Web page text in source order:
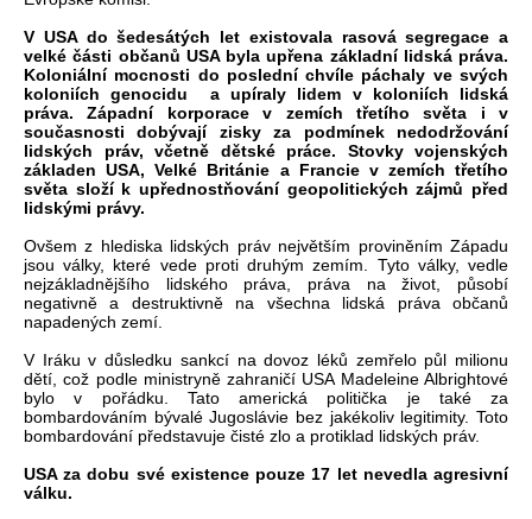
V USA do šedesátých let existovala rasová segregace a
velké části občanů USA byla upřena základní lidská práva.
Koloniální mocnosti do poslední chvíle páchaly ve svých
koloniích genocidu a upíraly lidem v koloniích lidská
práva. Západní korporace v zemích třetího světa i v
současnosti dobývají zisky za podmínek nedodržování
lidských práv, včetně dětské práce. Stovky vojenských
základen USA, Velké Británie a Francie v zemích třetího
světa složí k upřednostňování geopolitických zájmů před
lidskými právy.
Ovšem z hlediska lidských práv největším proviněním Západu
jsou války, které vede proti druhým zemím. Tyto války, vedle
nejzákladnějšího lidského práva, práva na život, působí
negativně a destruktivně na všechna lidská práva občanů
napadených zemí.
V Iráku v důsledku sankcí na dovoz léků zemřelo půl milionu
dětí, což podle ministryně zahraničí USA Madeleine Albrightové
bylo v pořádku. Tato americká politička je také za
bombardováním bývalé Jugoslávie bez jakékoliv legitimity. Toto
bombardování představuje čisté zlo a protiklad lidských práv.
USA za dobu své existence pouze 17 let nevedla agresivní
válku.